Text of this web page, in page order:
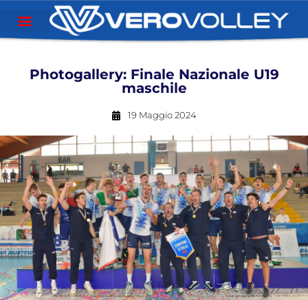
Photogallery: Finale Nazionale U19
maschile
19 Maggio 2024